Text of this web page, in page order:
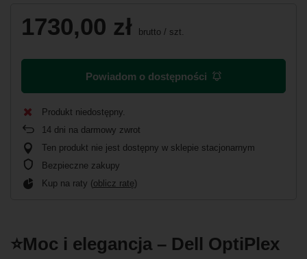
1730,00 zł brutto / szt.
Powiadom o dostępności
Produkt niedostępny
14 dni na darmowy zwrot
Ten produkt nie jest dostępny w sklepie stacjonarnym
Bezpieczne zakupy
Kup na raty (oblicz ratę)
⭐Moc i elegancja – Dell OptiPlex